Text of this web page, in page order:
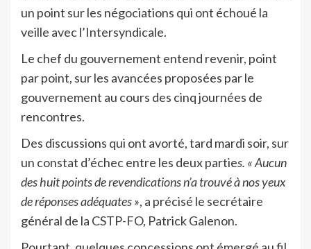
un point sur les négociations qui ont échoué la
veille avec l’Intersyndicale.
Le chef du gouvernement entend revenir, point
par point, sur les avancées proposées par le
gouvernement au cours des cinq journées de
rencontres.
Des discussions qui ont avorté, tard mardi soir, sur
un constat d’échec entre les deux parties. « Aucun
des huit points de revendications n’a trouvé à nos yeux
de réponses adéquates », a précisé le secrétaire
général de la CSTP-FO, Patrick Galenon.